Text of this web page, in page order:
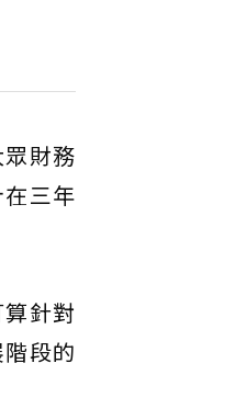
財務
三年
針對
段的